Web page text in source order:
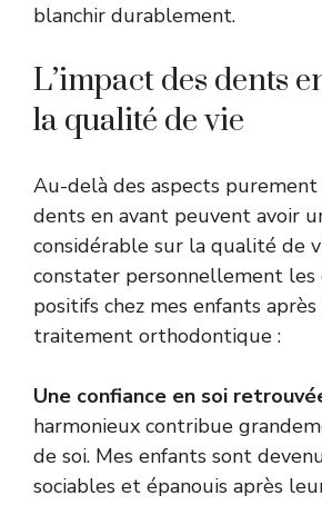
blanchir durablement.
L’impact des dents
la qualité de vie
Au-delà des aspects purement
dents en avant peuvent avoir
considérable sur la qualité de
constater personnellement les
positifs chez mes enfants
traitement orthodontique :
Une confiance en soi
harmonieux contribue
de soi. Mes enfants sont
sociables et épanouis après